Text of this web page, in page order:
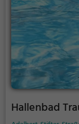
Hallenbad